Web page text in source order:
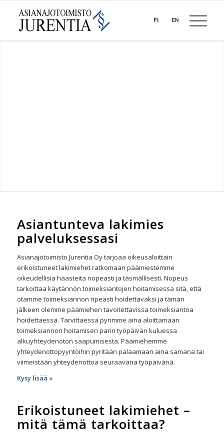
Asiantunteva lakimies
palveluksessasi
Asianajotoimisto Jurentia Oy tarjoaa oikeusaloittain
erikoistuneet lakimiehet ratkomaan päämiestemme
oikeudellisia haasteita nopeasti ja täsmällisesti. Nopeus
tarkoittaa käytännön toimeksiantojen hoitamisessa sitä, että
otamme toimeksiannon ripeästi hoidettavaksi ja tämän
jälkeen olemme päämiehen tavoitettavissa toimeksiantoa
hoidettaessa. Tarvittaessa pyrimme aina aloittamaan
toimeksiannon hoitamisen parin työpäivän kuluessa
alkuyhteydenoton saapumisesta. Päämiehemme
yhteydenottopyyntöihin pyritään palaamaan aina samana tai
viimeistään yhteydenottoa seuraavana työpäivänä.
Kysy lisää »
Erikoistuneet lakimiehet –
mitä tämä tarkoittaa?